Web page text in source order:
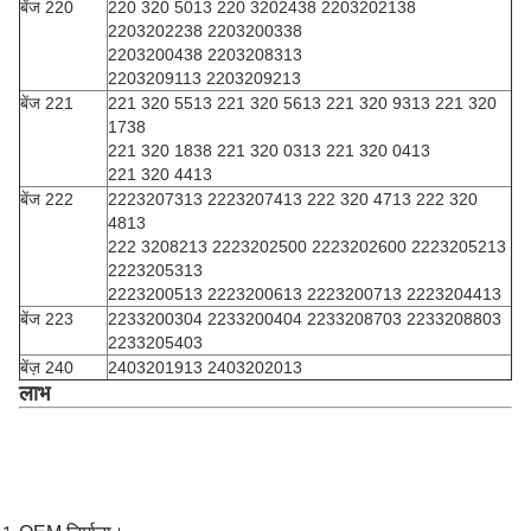
बेंज 220
220 320 5013 220 3202438 2203202138
2203202238 2203200338
2203200438 2203208313
2203209113 2203209213
बेंज 221
221 320 5513 221 320 5613 221 320 9313 221 320
1738
221 320 1838 221 320 0313 221 320 0413
221 320 4413
बेंज 222
2223207313 2223207413 222 320 4713 222 320
4813
222 3208213 2223202500 2223202600 2223205213
2223205313
2223200513 2223200613 2223200713 2223204413
बेंज 223
2233200304 2233200404 2233208703 2233208803
2233205403
बेंज़ 240
2403201913 2403202013
लाभ